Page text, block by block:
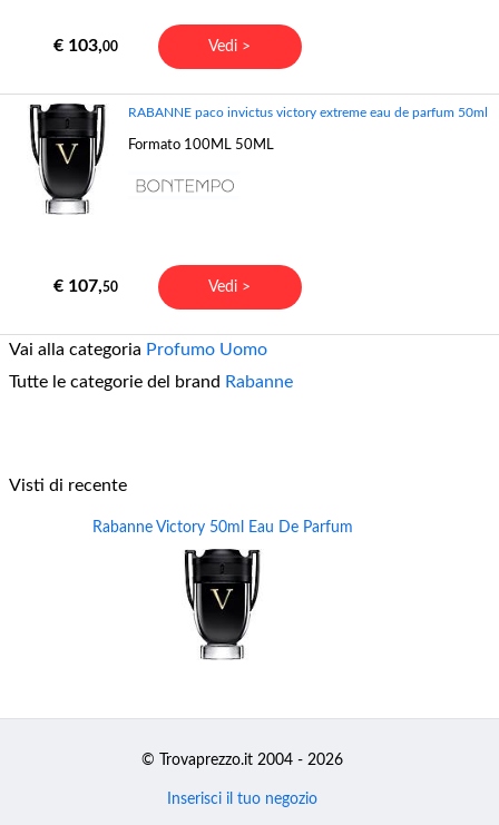
€ 103,00 Vedi >
RABANNE paco invictus victory extreme eau de parfum 50ml
Formato 100ML 50ML
€ 107,50 Vedi >
Vai alla categoria Profumo Uomo
Tutte le categorie del brand Rabanne
Visti di recente
Rabanne Victory 50ml Eau De Parfum
© Trovaprezzo.it 2004 - 2026
Inserisci il tuo negozio